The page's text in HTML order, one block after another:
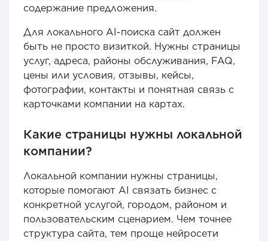
содержание предложения.
Для локального AI-поиска сайт должен
быть не просто визиткой. Нужны страницы
услуг, адреса, районы обслуживания, FAQ,
цены или условия, отзывы, кейсы,
фотографии, контакты и понятная связь с
карточками компании на картах.
Какие страницы нужны локальной
компании?
Локальной компании нужны страницы,
которые помогают AI связать бизнес с
конкретной услугой, городом, районом и
пользовательским сценарием. Чем точнее
структура сайта, тем проще нейросети